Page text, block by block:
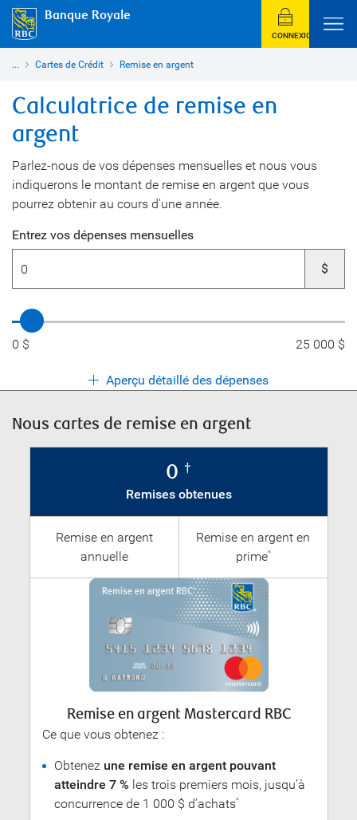
Banque Royale
CONNEXION
... Cartes de Crédit Remise en argent
Calculatrice de remise en
argent
Parlez-nous de vos dépenses mensuelles et nous vous
indiquerons le montant de remise en argent que vous
pourrez obtenir au cours d'une année.
Entrez vos dépenses mensuelles
$
0 $ 25 000 $
Aperçu détaillé des dépenses
Nous cartes de remise en argent
0 †
Remises obtenues
Remise en argent
annuelle
Remise en argent en
prime^
Remise en argent Mastercard RBC
Ce que vous obtenez :
Obtenez une remise en argent pouvant
atteindre 7 % les trois premiers mois, jusqu’à
concurrence de 1 000 $ d’achats^